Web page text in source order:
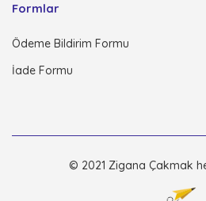
Formlar
Ödeme Bildirim Formu
İade Formu
© 2021 Zigana Çakmak